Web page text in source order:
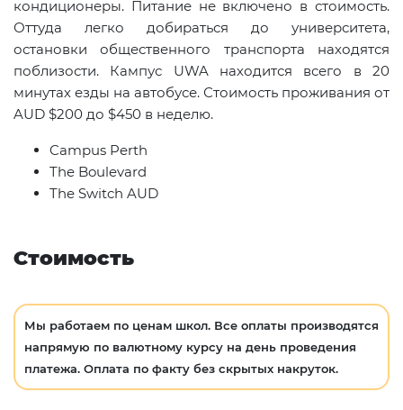
кондиционеры. Питание не включено в стоимость.
Оттуда легко добираться до университета,
остановки общественного транспорта находятся
поблизости. Кампус UWAнаходится всего в 20
минутах езды на автобусе. Стоимость проживания от
AUD $200 до $450 в неделю.
Campus Perth
The Boulevard
The Switch AUD
Стоимость
Мы работаем по ценам школ. Все оплаты производятся
напрямую по валютному курсу на день проведения
платежа. Оплата по факту без скрытых накруток.